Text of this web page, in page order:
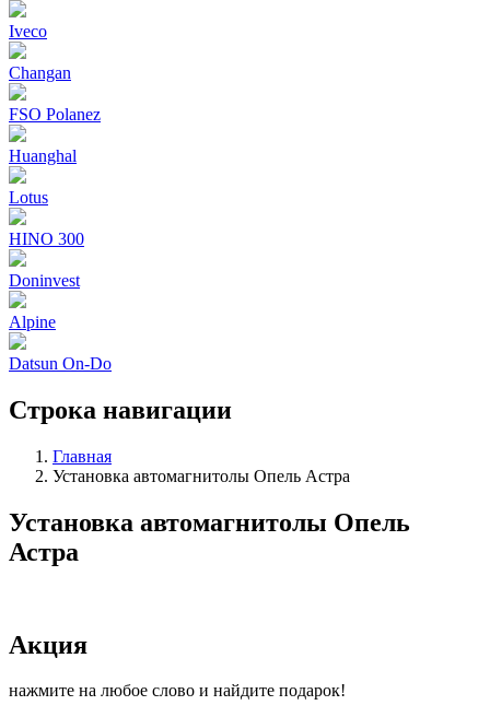
Iveco
Changan
FSO Polanez
Huanghal
Lotus
HINO 300
Doninvest
Alpine
Datsun On-Do
Строка навигации
Главная
Установка автомагнитолы Опель Астра
Установка автомагнитолы Опель
Астра
Акция
нажмите на любое слово и найдите подарок!